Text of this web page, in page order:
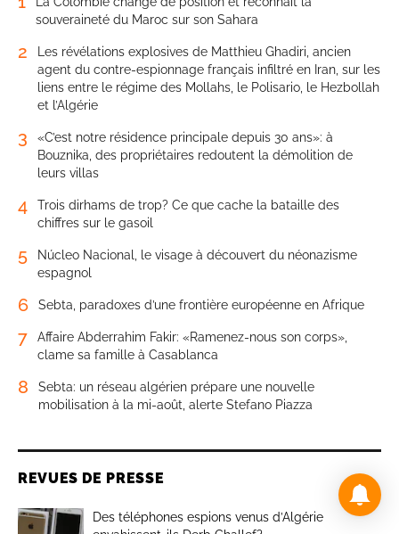
souveraineté du Maroc sur son Sahara
2
Les révélations explosives de Matthieu Ghadiri, ancien
agent du contre-espionnage français infiltré en Iran, sur les
liens entre le régime des Mollahs, le Polisario, le Hezbollah
et l’Algérie
3
«C’est notre résidence principale depuis 30 ans»: à
Bouznika, des propriétaires redoutent la démolition de
leurs villas
4
Trois dirhams de trop? Ce que cache la bataille des
chiffres sur le gasoil
5
Núcleo Nacional, le visage à découvert du néonazisme
espagnol
6 Sebta, paradoxes d’une frontière européenne en Afrique
7
Affaire Abderrahim Fakir: «Ramenez-nous son corps»,
clame sa famille à Casablanca
8
Sebta: un réseau algérien prépare une nouvelle
mobilisation à la mi-août, alerte Stefano Piazza
REVUES DE PRESSE
Des téléphones espions venus d’Algérie